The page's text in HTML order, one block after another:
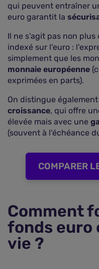
qui peuvent entraîner
euro garantit la
Il ne s'agit pas non plus
indexé sur l'euro :
simplement que les
monnaie européenne
exprimées en parts).
On distingue
croissance, qui offre
élevée mais avec une
(souvent à l'échéance
COMPARER
Comment
fonds euro
vie ?